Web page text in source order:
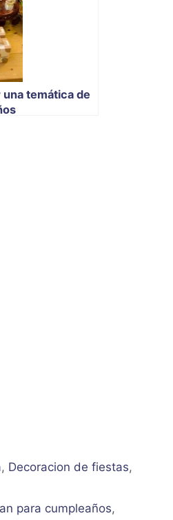
temática de
, Decoracion de fiestas,
para cumpleaños,